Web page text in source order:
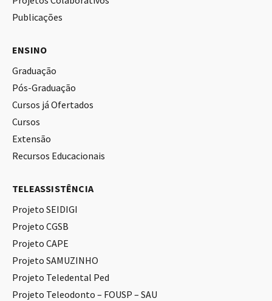
Publicações
ENSINO
Graduação
Pós-Graduação
Cursos já Ofertados
Cursos
Extensão
Recursos Educacionais
TELEASSISTÊNCIA
Projeto SEIDIGI
Projeto CGSB
Projeto CAPE
Projeto SAMUZINHO
Projeto Teledental Ped
Projeto Teleodonto – FOUSP – SAU